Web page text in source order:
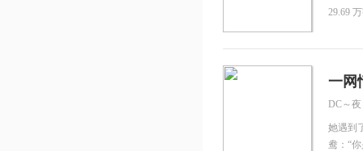
17岁的
再上
雨腥
教官比
子混混
是混混
29.69
一网
DC～夜
她遇到
鸯：“